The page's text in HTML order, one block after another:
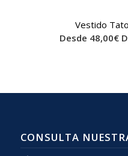
Vestido
Desde 48,00€
CONSULTA